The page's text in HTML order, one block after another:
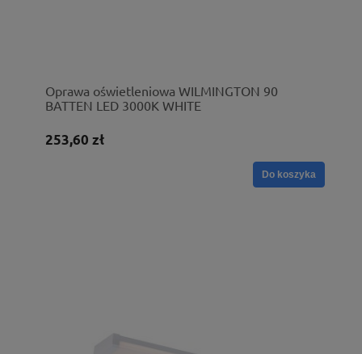
Oprawa oświetleniowa WILMINGTON 90
BATTEN LED 3000K WHITE
253,60 zł
Do koszyka